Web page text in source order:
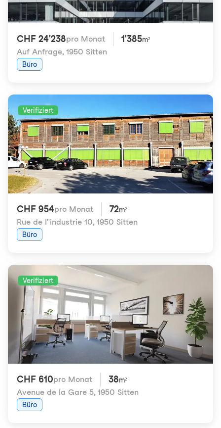
CHF 24'238pro Monat 1'385m²
Auf Anfrage, 1950 Sitten
Büro
Verifiziert
CHF 954pro Monat 72m²
Rue de l''industrie 10, 1950 Sitten
Büro
Verifiziert
CHF 610pro Monat 38m²
Avenue de la Gare 5, 1950 Sitten
Büro